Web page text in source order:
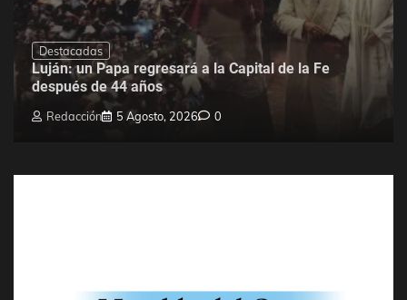
Destacadas
Luján: un Papa regresará a la Capital de la Fe
después de 44 años
Redacción 5 Agosto, 2026 0